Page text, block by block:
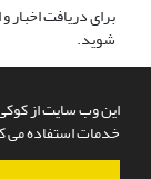
این وب سایت از کوکی
خدمات استفاده می
برای دریافت
شوید.